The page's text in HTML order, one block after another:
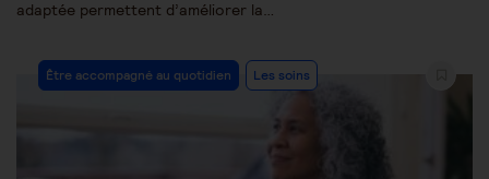
adaptée permettent d’améliorer la…
Post
Category:
Être accompagné au quotidien Les soins